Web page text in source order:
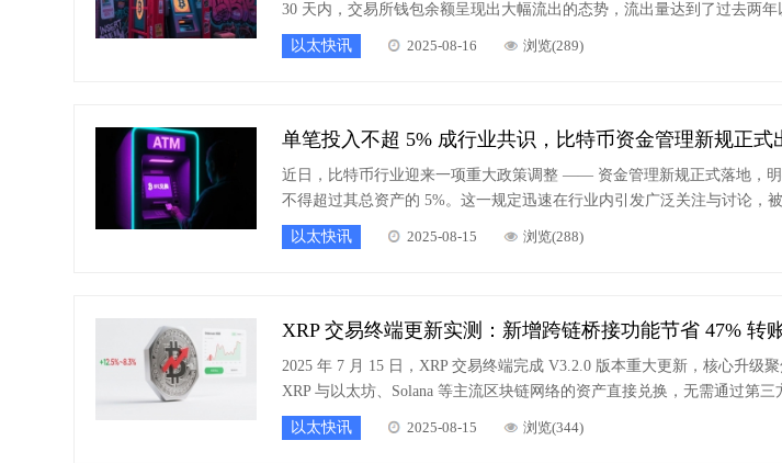
30 天内，交易所钱包余额呈现出大幅流出的态势，流出量达到了过去两
者的广泛猜疑和关注。
以太快讯 2025-08-16 浏览(289)
单笔投入不超 5% 成行业共识，比特币资金管理新规正式
近日，比特币行业迎来一项重大政策调整 —— 资金管理新规正式落地，
不得超过其总资产的 5%。这一规定迅速在行业内引发广泛关注与讨论，
性方向的关键举措。
以太快讯 2025-08-15 浏览(288)
XRP 交易终端更新实测：新增跨链桥接功能节省 47% 转
2025 年 7 月 15 日，XRP 交易终端完成 V3.2.0 版本重大更新，核心升级
XRP 与以太坊、Solana 等主流区块链网络的资产直接兑换，无需通过第三
以太快讯 2025-08-15 浏览(344)